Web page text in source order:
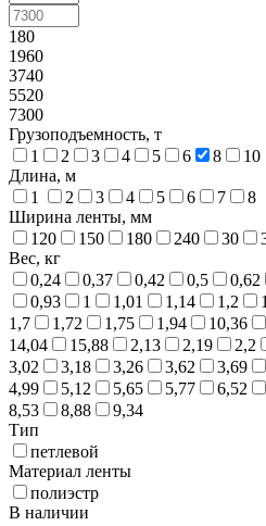
180
1960
3740
5520
7300
Грузоподъемность, т
1
2 3 4 5 6 8
10
Длина, м
1
2 3 4 5 6 7
8
Ширина ленты, мм
120
150 180 240 30
Вес, кг
0,24
0,37 0,42 0,5 0,62
0,93
1 1,01 1,14 1,2
1,7
1,72 1,75 1,94 10,36
14,04
15,88 2,13 2,19 2,2
3,02
3,18 3,26 3,62 3,69
4,99
5,12 5,65 5,77 6,52
8,53
8,88
9,34
Тип
петлевой
Материал ленты
полиэстр
В наличии